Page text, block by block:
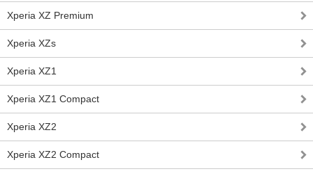
Xperia XZ Premium
Xperia XZs
Xperia XZ1
Xperia XZ1 Compact
Xperia XZ2
Xperia XZ2 Compact